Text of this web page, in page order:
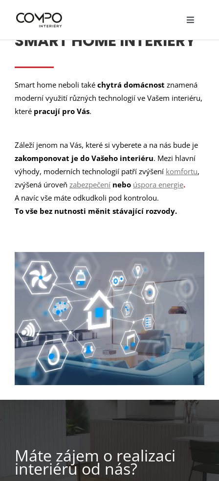
Toggle
O nás
Služby
Návrhy
Nábytek
Ceník
Kontakty
SMART HOME INTERIÉRY
Smart home neboli také chytrá domácnost znamená
moderní využití různých technologií ve Vašem interiéru,
které pracují pro Vás.
Záleží jenom na Vás, které si vyberete a na nás bude je
zakomponovat je do Vašeho interiéru. Mezi hlavní
výhody, moderních technologií patří zvýšení komfortu,
zvýšená úroveň zabezpečení nebo úspora energie.
A navíc vše máte odkudkoli pod kontrolou.
To vše bez nutnosti měnit stávající rozvody.
Máte zájem o realizaci
interiéru od nás?